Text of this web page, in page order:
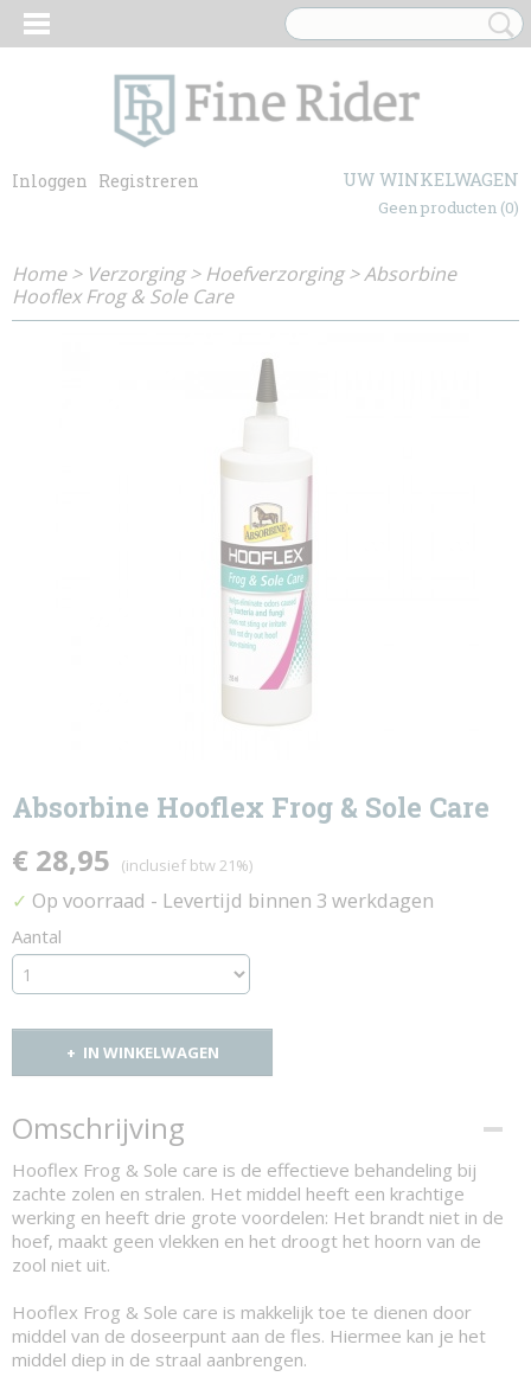
Inloggen Registreren UW WINKELWAGEN
Geen producten (0)
Home> Verzorging>Hoefverzorging>Absorbine
Hooflex Frog & Sole Care
Absorbine Hooflex Frog & Sole Care
€ 28,95 (inclusief btw 21%)
✓ Op voorraad - Levertijd binnen 3 werkdagen
Aantal
IN WINKELWAGEN
Omschrijving
Hooflex Frog & Sole care is de effectieve behandeling bij
zachte zolen en stralen. Het middel heeft een krachtige
werking en heeft drie grote voordelen: Het brandt niet in de
hoef, maakt geen vlekken en het droogt het hoorn van de
zool niet uit.
Hooflex Frog & Sole care is makkelijk toe te dienen door
middel van de doseerpunt aan de fles. Hiermee kan je het
middel diep in de straal aanbrengen.